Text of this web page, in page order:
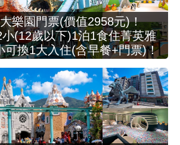
樂園門票(價值2958元)！
(12歲以下)1泊1食住菁英雅
可換1大入住(含早餐+門票)！